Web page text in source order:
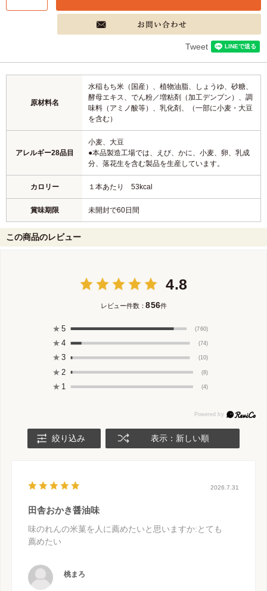
Tweet
原材料名
水稲もち米（国産）、植物油脂、しょうゆ、砂糖、
酵母エキス、でん粉／増粘剤（加工デンプン）、調
味料（アミノ酸等）、乳化剤、（一部に小麦・大豆
を含む）
アレルギー28品目
小麦、大豆
●本品製造工場では、えび、かに、小麦、卵、乳成
分、落花生を含む製品を生産しています。
カロリー １本あたり 53kcal
賞味期限 未開封で60日間
この商品のレビュー
4.8
レビュー件数：856件
★ 5 (760)
★ 4 (74)
★ 3 (10)
★ 2 (8)
★ 1 (4)
絞り込み 表示：新しい順
2026.7.31
田舎おかき醤油味
味のれんの米菓を人に薦めたいと思いますか:とても
薦めたい
桃まろ